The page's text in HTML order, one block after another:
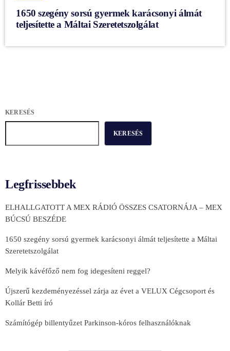
1650 szegény sorsú gyermek karácsonyi álmát
teljesítette a Máltai Szeretetszolgálat
KERESÉS
KERESÉS
Legfrissebbek
ELHALLGATOTT A MEX RÁDIÓ ÖSSZES CSATORNÁJA – MEX
BÚCSÚ BESZÉDE
1650 szegény sorsú gyermek karácsonyi álmát teljesítette a Máltai
Szeretetszolgálat
Melyik kávéfőző nem fog idegesíteni reggel?
Újszerű kezdeményezéssel zárja az évet a VELUX Cégcsoport és
Kollár Betti író
Számítógép billentyűzet Parkinson-kóros felhasználóknak